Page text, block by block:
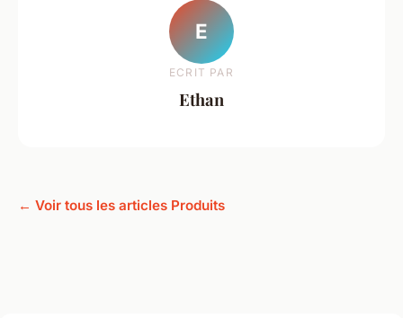
E
ECRIT PAR
Ethan
← Voir tous les articles Produits